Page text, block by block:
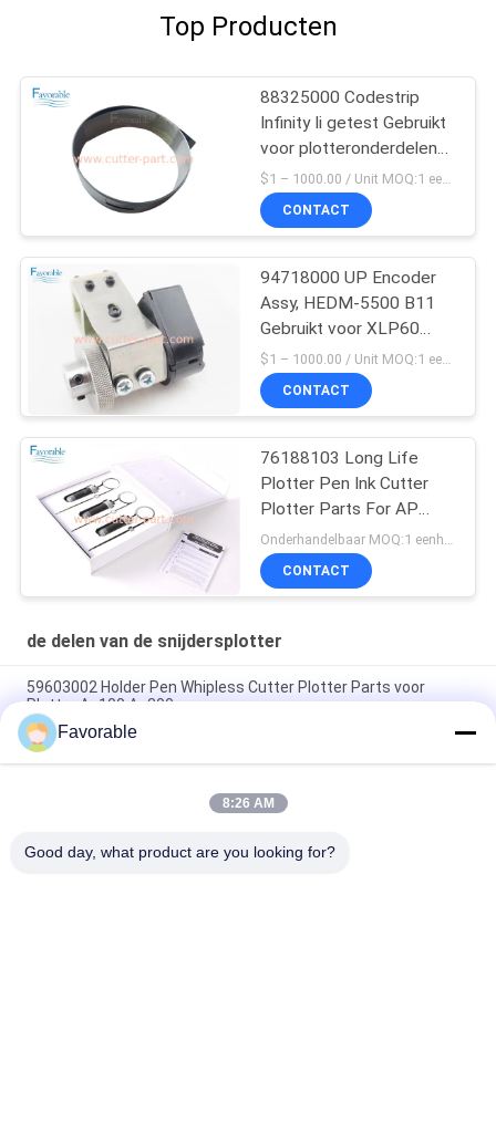
Top Producten
88325000 Codestrip
Infinity Ii getest Gebruikt
voor plotteronderdelen
Infinity AE2
$1 – 1000.00 / Unit MOQ:1 eenheid/eenheden Negociate
CONTACT
94718000 UP Encoder
Assy, HEDM-5500 B11
Gebruikt voor XLP60
assemblage
CONTACT
76188103 Long Life
Plotter Pen Ink Cutter
Plotter Parts For AP
Plotter
CONTACT
de delen van de snijdersplotter
59603002 Holder Pen Whipless Cutter Plotter Parts voor
Plotter Ap100 Ap300
77685000 Nip Roller Assy, Cutter Plotter onderdelen voor
Cutter Plotter Infinity
86128050 Y AXIS motor geschikt voor Gerber Infinity Cutter
Favorable
8:26 AM
Good day, what product are you looking for?